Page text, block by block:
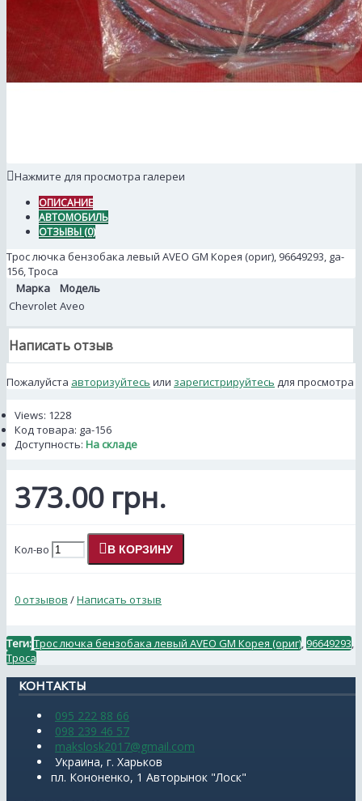
Нажмите для просмотра галереи
ОПИСАНИЕ
АВТОМОБИЛЬ
ОТЗЫВЫ (0)
Трос лючка бензобака левый AVEO GM Корея (ориг), 96649293, ga-
156, Троса
Марка
Модель
Chevrolet Aveo
Написать отзыв
Пожалуйста авторизуйтесь или зарегистрируйтесь для просмотра
Views: 1228
Код товара: ga-156
Доступность: На складе
373.00 грн.
Кол-во В КОРЗИНУ
0 отзывов /Написать отзыв
Теги:Трос лючка бензобака левый AVEO GM Корея (ориг) 96649293
Троса
КОНТАКТЫ
095 222 88 66
098 239 46 57
makslosk2017@gmail.com
Украина, г. Харьков
пл. Кононенко, 1 Авторынок "Лоск"